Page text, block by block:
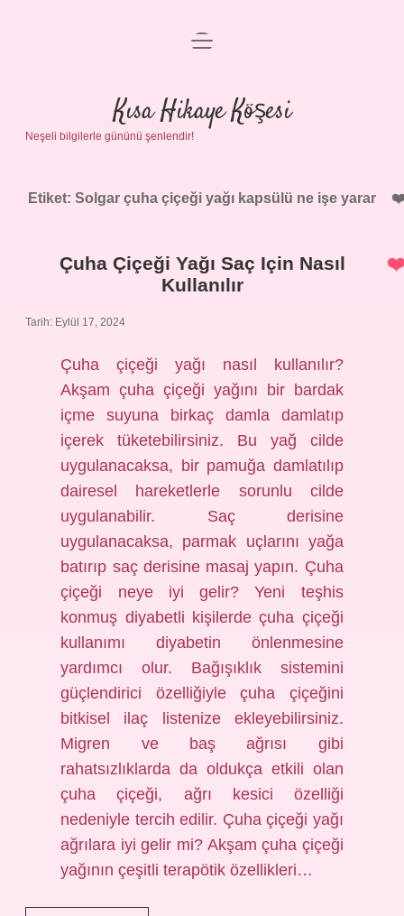
Anasayfa
Gizlilik Politikası
Yasal Uyarı
menüyü
Kısa Hikaye Köşesi
Neşeli bilgilerle gününü şenlendir!
Etiket: Solgar çuha çiçeği yağı kapsülü ne işe yarar
Çuha Çiçeği Yağı Saç Için Nasıl
Kullanılır
Tarih: Eylül 17, 2024
Çuha çiçeği yağı nasıl kullanılır?
Akşam çuha çiçeği yağını bir bardak
içme suyuna birkaç damla damlatıp
içerek tüketebilirsiniz. Bu yağ cilde
uygulanacaksa, bir pamuğa damlatılıp
dairesel hareketlerle sorunlu cilde
uygulanabilir. Saç derisine
uygulanacaksa, parmak uçlarını yağa
batırıp saç derisine masaj yapın. Çuha
çiçeği neye iyi gelir? Yeni teşhis
konmuş diyabetli kişilerde çuha çiçeği
kullanımı diyabetin önlenmesine
yardımcı olur. Bağışıklık sistemini
güçlendirici özelliğiyle çuha çiçeğini
bitkisel ilaç listenize ekleyebilirsiniz.
Migren ve baş ağrısı gibi
rahatsızlıklarda da oldukça etkili olan
çuha çiçeği, ağrı kesici özelliği
nedeniyle tercih edilir. Çuha çiçeği yağı
ağrılara iyi gelir mi? Akşam çuha çiçeği
yağının çeşitli terapötik özellikleri…